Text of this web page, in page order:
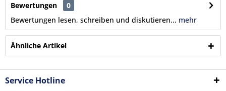
Bewertungen
0
Bewertungen lesen, schreiben und diskutieren... mehr
Ähnliche Artikel
Service Hotline